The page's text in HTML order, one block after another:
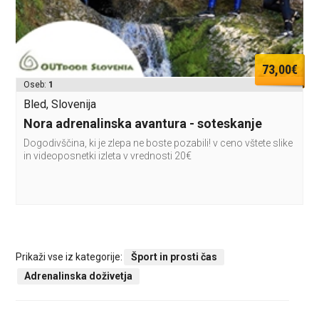
73,00€
Oseb: 1
Bled, Slovenija
Nora adrenalinska avantura - soteskanje
Dogodivščina, ki je zlepa ne boste pozabili! v ceno vštete slike
in videoposnetki izleta v vrednosti 20€
Prikaži vse iz kategorije:
Šport in prosti čas
Adrenalinska doživetja